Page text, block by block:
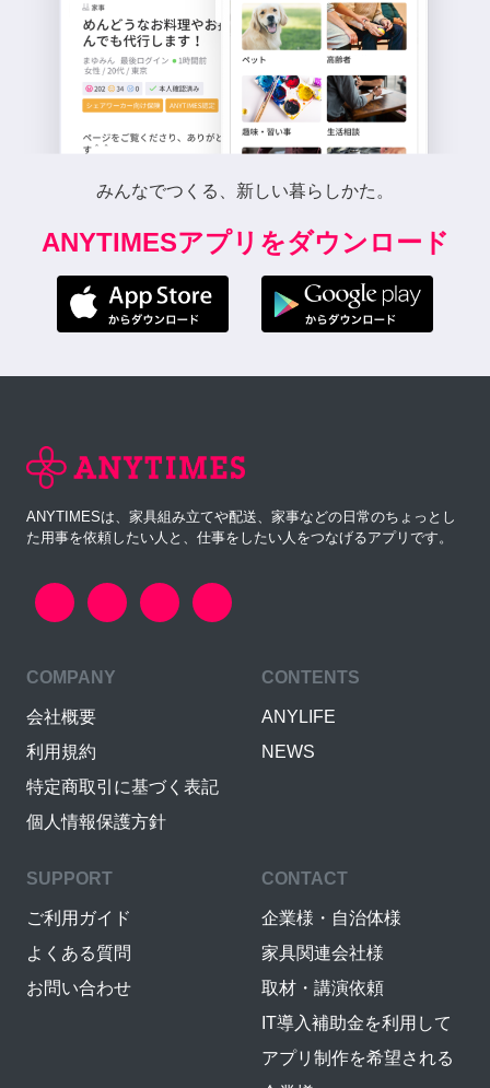
みんなでつくる、新しい暮らしかた。
ANYTIMESアプリをダウンロード
ANYTIMESは、家具組み立てや配送、家事などの日常のちょっとし
た用事を依頼したい人と、仕事をしたい人をつなげるアプリです。
COMPANY
会社概要
利用規約
特定商取引に基づく表記
個人情報保護方針
CONTENTS
ANYLIFE
NEWS
SUPPORT
ご利用ガイド
よくある質問
お問い合わせ
CONTACT
企業様・自治体様
家具関連会社様
取材・講演依頼
IT導入補助金を利用して
アプリ制作を希望される